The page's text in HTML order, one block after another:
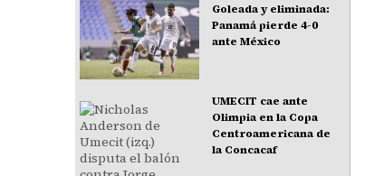
Goleada y eliminada:
Panamá pierde 4-0
ante México
UMECIT cae ante
Olimpia en la Copa
Centroamericana de
la Concacaf